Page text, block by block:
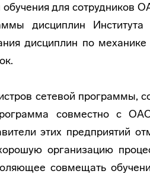
обучения для
дисциплин
дисциплин по
сетевой программы,
совместно с
этих предприятий
организацию
совмещать